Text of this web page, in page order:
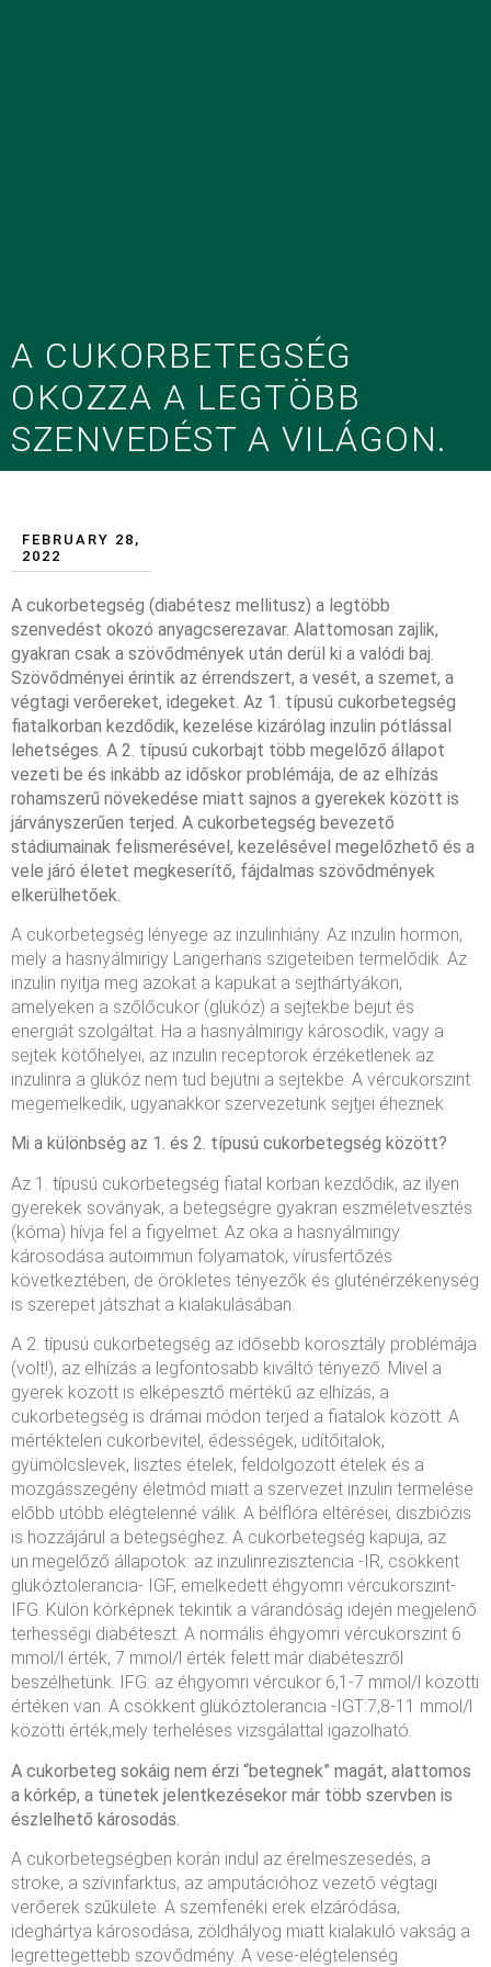
A CUKORBETEGSÉG
OKOZZA A LEGTÖBB
SZENVEDÉST A VILÁGON.
FEBRUARY 28,
2022
A cukorbetegség (diabétesz mellitusz) a legtöbb
szenvedést okozó anyagcserezavar. Alattomosan zajlik,
gyakran csak a szövődmények után derül ki a valódi baj.
Szövődményei érintik az érrendszert, a vesét, a szemet, a
végtagi verőereket, idegeket. Az 1. típusú cukorbetegség
fiatalkorban kezdődik, kezelése kizárólag inzulin pótlással
lehetséges. A 2. típusú cukorbajt több megelőző állapot
vezeti be és inkább az időskor problémája, de az elhízás
rohamszerű növekedése miatt sajnos a gyerekek között is
járványszerűen terjed. A cukorbetegség bevezető
stádiumainak felismerésével, kezelésével megelőzhető és a
vele járó életet megkeserítő, fájdalmas szövődmények
elkerülhetőek.
A cukorbetegség lényege az inzulinhiány. Az inzulin hormon,
mely a hasnyálmirigy Langerhans szigeteiben termelődik. Az
inzulin nyitja meg azokat a kapukat a sejthártyákon,
amelyeken a szőlőcukor (glükóz) a sejtekbe bejut és
energiát szolgáltat. Ha a hasnyálmirigy károsodik, vagy a
sejtek kötőhelyei, az inzulin receptorok érzéketlenek az
inzulinra a glükóz nem tud bejutni a sejtekbe. A vércukorszint
megemelkedik, ugyanakkor szervezetünk sejtjei éheznek.
Mi a különbség az 1. és 2. típusú cukorbetegség között?
Az 1. típusú cukorbetegség fiatal korban kezdődik, az ilyen
gyerekek soványak, a betegségre gyakran eszméletvesztés
(kóma) hívja fel a figyelmet. Az oka a hasnyálmirigy
károsodása autoimmun folyamatok, vírusfertőzés
következtében, de örökletes tényezők és gluténérzékenység
is szerepet játszhat a kialakulásában.
A 2. típusú cukorbetegség az idősebb korosztály problémája
(volt!), az elhízás a legfontosabb kiváltó tényező. Mivel a
gyerek között is elképesztő mértékű az elhízás, a
cukorbetegség is drámai módon terjed a fiatalok között. A
mértéktelen cukorbevitel, édességek, üdítőitalok,
gyümölcslevek, lisztes ételek, feldolgozott ételek és a
mozgásszegény életmód miatt a szervezet inzulin termelése
előbb utóbb elégtelenné válik. A bélflóra eltérései, diszbiózis
is hozzájárul a betegséghez. A cukorbetegség kapuja, az
un.megelőző állapotok: az inzulinrezisztencia -IR, csökkent
glükóztolerancia- IGF, emelkedett éhgyomri vércukorszint-
IFG. Külön kórképnek tekintik a várandóság idején megjelenő
terhességi diabéteszt. A normális éhgyomri vércukorszint 6
mmol/l érték, 7 mmol/l érték felett már diabéteszről
beszélhetünk. IFG: az éhgyomri vércukor 6,1-7 mmol/l közötti
értéken van. A csökkent glükóztolerancia -IGT:7,8-11 mmol/l
közötti érték,mely terheléses vizsgálattal igazolható.
A cukorbeteg sokáig nem érzi “betegnek” magát, alattomos
a kórkép, a tünetek jelentkezésekor már több szervben is
észlelhető károsodás.
A cukorbetegségben korán indul az érelmeszesedés, a
stroke, a szívinfarktus, az amputációhoz vezető végtagi
verőerek szűkülete. A szemfenéki erek elzáródása,
ideghártya károsodása, zöldhályog miatt kialakuló vakság a
legrettegettebb szövődmény. A vese-elégtelenség